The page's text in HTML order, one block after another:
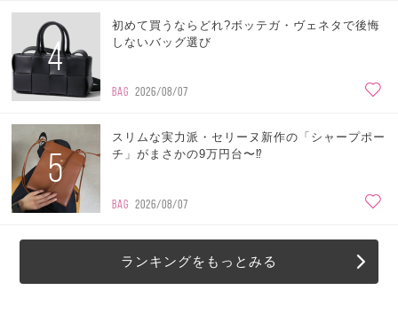
4
初めて買うならどれ?ボッテガ・ヴェネタで後悔
しないバッグ選び
BAG 2026/08/07
5
スリムな実力派・セリーヌ新作の「シャープポー
チ」がまさかの9万円台〜⁉
BAG 2026/08/07
ランキングをもっとみる